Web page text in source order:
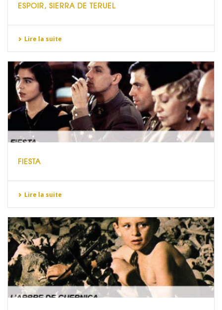
ESPOIR, SIERRA DE TERUEL
Lire la suite
FIESTA
Lire la suite